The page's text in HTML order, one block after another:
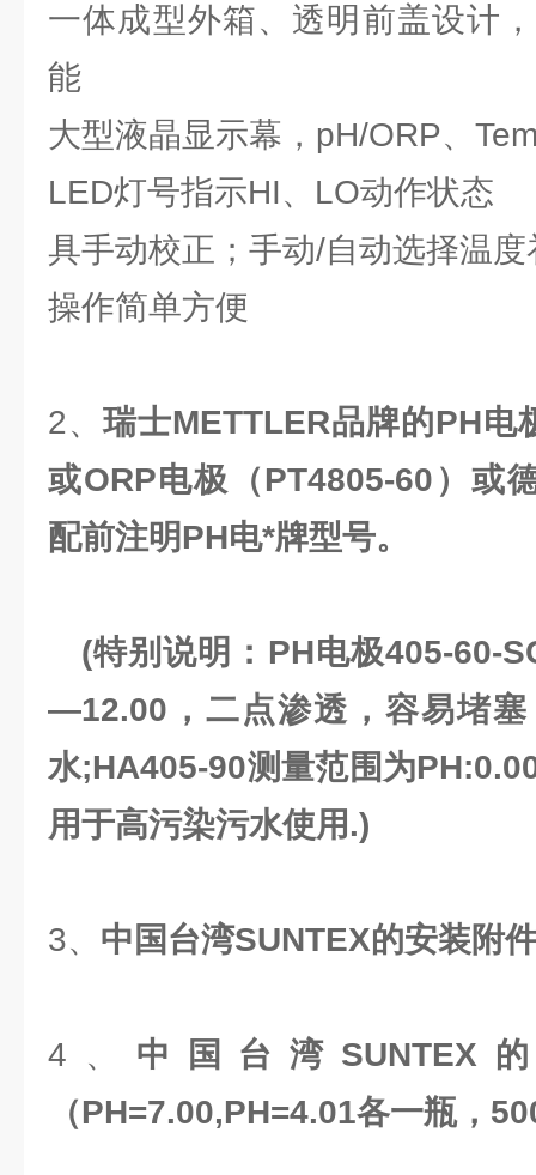
一体成型外箱、透明前盖设计
能
大型液晶显示幕，pH/ORP、
LED灯号指示HI、LO动作状态
具手动校正；手动/自动选择温
操作简单方便
2、瑞士METTLER品牌的PH电
或ORP电极（PT4805-60 ）或
配前注明PH电*牌型号。
(特别说明： PH电极405-60-
—12.00 ，二点渗透，容易堵
水;HA405-90测量范围为
用于高污染污水使用 .)
3、 中国台湾SUNTEX的安装附
4、 中国台湾 SUNTEX
（PH=7.00,PH=4.01各一瓶，